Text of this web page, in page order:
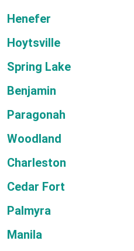
Henefer
Hoytsville
Spring Lake
Benjamin
Paragonah
Woodland
Charleston
Cedar Fort
Palmyra
Manila